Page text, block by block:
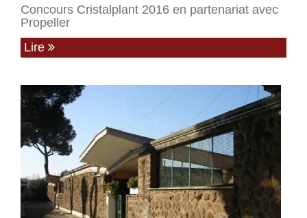
Concours Cristalplant 2016 en partenariat avec
Propeller
Lire